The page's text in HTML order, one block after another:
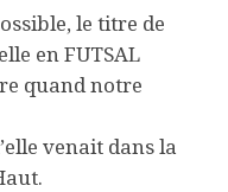
le titre de
en FUTSAL
quand notre
venait dans la